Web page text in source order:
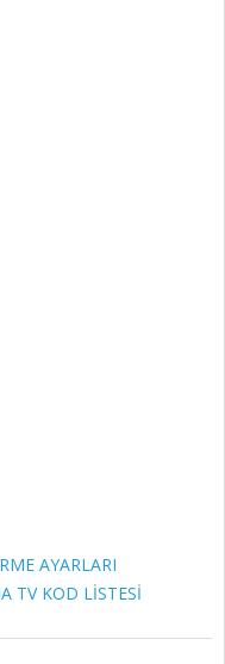
AYARLARI
TV KOD LİSTESİ